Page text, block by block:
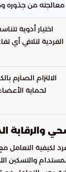
معالجته من جذوره
اختيار أدوية
الفردية لتلافي أي
الالتزام الصارم
لحماية
والرقابة
لكيفية التعامل مع
والتسكين